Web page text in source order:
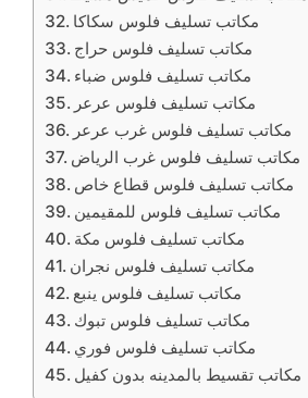
مكاتب تسليف فلوس سكاكا
مكاتب تسليف فلوس حراج
مكاتب تسليف فلوس ضباء
مكاتب تسليف فلوس عرعر
مكاتب تسليف فلوس غرب عرعر
مكاتب تسليف فلوس غرب الرياض
مكاتب تسليف فلوس قطاع خاص
مكاتب تسليف فلوس للمقيمين
مكاتب تسليف فلوس مكة
مكاتب تسليف فلوس نجران
مكاتب تسليف فلوس ينبع
مكاتب تسليف فلوس تبوك
مكاتب تسليف فلوس فوري
مكاتب تقسيط بالمدينه بدون كفيل